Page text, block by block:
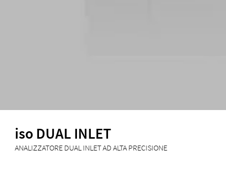
iso DUAL INLET
ANALIZZATORE DUAL INLET AD ALTA PRECISIONE